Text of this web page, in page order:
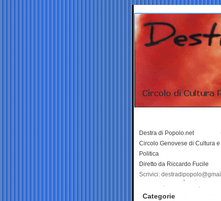
Destra di Popolo.net
Circolo Genovese di Cultura e
Politica
Diretto da Riccardo Fucile
Scrivici:
Categorie